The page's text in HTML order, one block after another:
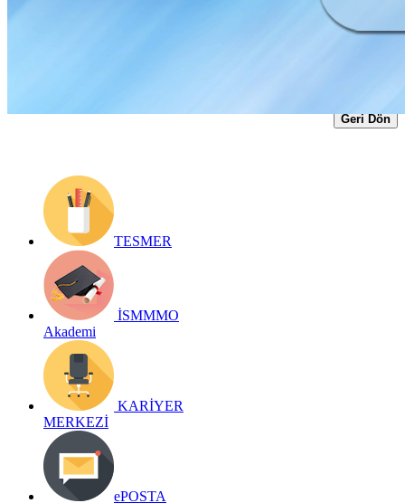
Yayın Tarihi: 30 Haziran 2021
Geri Dön
TESMER
İSMMMO
Akademi
KARİYER
MERKEZİ
ePOSTA